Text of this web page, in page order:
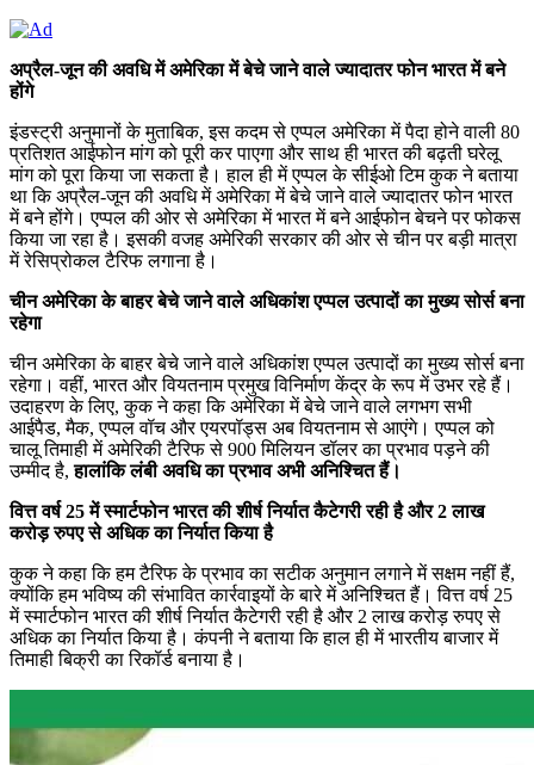
अप्रैल-जून की अवधि में अमेरिका में बेचे जाने वाले ज्यादातर फोन भारत में बने
होंगे
इंडस्ट्री अनुमानों के मुताबिक, इस कदम से एप्पल अमेरिका में पैदा होने वाली 80
प्रतिशत आईफोन मांग को पूरी कर पाएगा और साथ ही भारत की बढ़ती घरेलू
मांग को पूरा किया जा सकता है। हाल ही में एप्पल के सीईओ टिम कुक ने बताया
था कि अप्रैल-जून की अवधि में अमेरिका में बेचे जाने वाले ज्यादातर फोन भारत
में बने होंगे। एप्पल की ओर से अमेरिका में भारत में बने आईफोन बेचने पर फोकस
किया जा रहा है। इसकी वजह अमेरिकी सरकार की ओर से चीन पर बड़ी मात्रा
में रेसिप्रोकल टैरिफ लगाना है।
चीन अमेरिका के बाहर बेचे जाने वाले अधिकांश एप्पल उत्पादों का मुख्य सोर्स बना
रहेगा
चीन अमेरिका के बाहर बेचे जाने वाले अधिकांश एप्पल उत्पादों का मुख्य सोर्स बना
रहेगा। वहीं, भारत और वियतनाम प्रमुख विनिर्माण केंद्र के रूप में उभर रहे हैं।
उदाहरण के लिए, कुक ने कहा कि अमेरिका में बेचे जाने वाले लगभग सभी
आईपैड, मैक, एप्पल वॉच और एयरपॉड्स अब वियतनाम से आएंगे। एप्पल को
चालू तिमाही में अमेरिकी टैरिफ से 900 मिलियन डॉलर का प्रभाव पड़ने की
उम्मीद है,हालांकि लंबी अवधि का प्रभाव अभी अनिश्चित हैं।
वित्त वर्ष 25 में स्मार्टफोन भारत की शीर्ष निर्यात कैटेगरी रही है और 2 लाख
करोड़ रुपए से अधिक का निर्यात किया है
कुक ने कहा कि हम टैरिफ के प्रभाव का सटीक अनुमान लगाने में सक्षम नहीं हैं,
क्योंकि हम भविष्य की संभावित कार्रवाइयों के बारे में अनिश्चित हैं। वित्त वर्ष 25
में स्मार्टफोन भारत की शीर्ष निर्यात कैटेगरी रही है और 2 लाख करोड़ रुपए से
अधिक का निर्यात किया है। कंपनी ने बताया कि हाल ही में भारतीय बाजार में
तिमाही बिक्री का रिकॉर्ड बनाया है।